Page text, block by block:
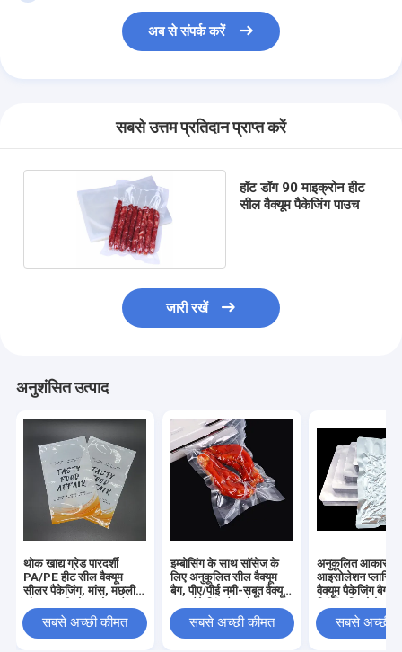
अब से संपर्क करें
सबसे उत्तम प्रतिदान प्राप्त करें
हॉट डॉग 90 माइक्रोन हीट
सील वैक्यूम पैकेजिंग पाउच
जारी रखें
अनुशंसित उत्पाद
थोक खाद्य ग्रेड पारदर्शी
PA/PE हीट सील वैक्यूम
सीलर पैकेजिंग, मांस, मछली
वैक्यूम बैग के लिए
सबसे अच्छी कीमत
इम्बोसिंग के साथ सॉसेज के
लिए अनुकूलित सील वैक्यूम
बैग, पीए/पीई नमी-सबूत वैक्यूम
सबसे अच्छी कीमत
अनुकूलित आकार
आइसोलेशन
वैक्यूम पैकेजिंग बैग,
जीवन का विस्तार
सबसे अच्छी